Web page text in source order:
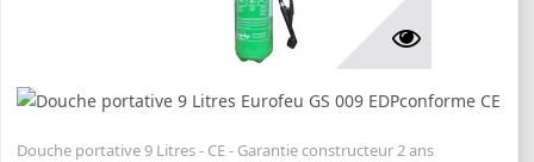
Douche portative 9 Litres - CE - Garantie constructeur 2 ans